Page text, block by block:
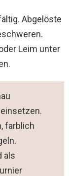
Abgelöste
Leim unter
farblich
als